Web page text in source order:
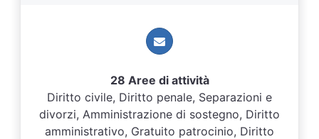
28 Aree di attività
Diritto civile, Diritto penale, Separazioni e
divorzi, Amministrazione di sostegno, Diritto
amministrativo, Gratuito patrocinio, Diritto